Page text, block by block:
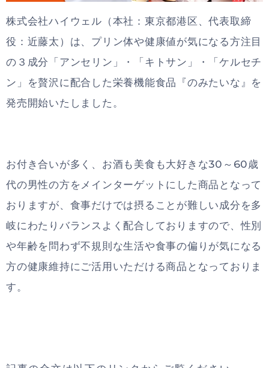
株式会社ハイウェル（本社：東京都港区、代表取締
役：近藤太）は、プリン体や健康値が気になる方注目
の３成分「アンセリン」・「キトサン」・「ケルセチ
ン」を贅沢に配合した栄養機能食品『のみたいな』を
発売開始いたしました。
お付き合いが多く、お酒も美食も大好きな30～60歳
代の男性の方をメインターゲットにした商品となって
おりますが、食事だけでは摂ることが難しい成分を多
岐にわたりバランスよく配合しておりますので、性別
や年齢を問わず不規則な生活や食事の偏りが気になる
方の健康維持にご活用いただける商品となっておりま
す。